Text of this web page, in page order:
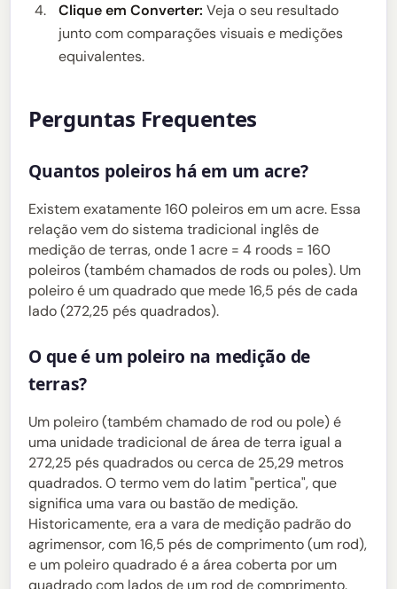
Clique em Converter: Veja o seu resultado
junto com comparações visuais e medições
equivalentes.
Perguntas Frequentes
Quantos poleiros há em um acre?
Existem exatamente 160 poleiros em um acre. Essa
relação vem do sistema tradicional inglês de
medição de terras, onde 1 acre = 4 roods = 160
poleiros (também chamados de rods ou poles). Um
poleiro é um quadrado que mede 16,5 pés de cada
lado (272,25 pés quadrados).
O que é um poleiro na medição de
terras?
Um poleiro (também chamado de rod ou pole) é
uma unidade tradicional de área de terra igual a
272,25 pés quadrados ou cerca de 25,29 metros
quadrados. O termo vem do latim "pertica", que
significa uma vara ou bastão de medição.
Historicamente, era a vara de medição padrão do
agrimensor, com 16,5 pés de comprimento (um rod),
e um poleiro quadrado é a área coberta por um
quadrado com lados de um rod de comprimento.